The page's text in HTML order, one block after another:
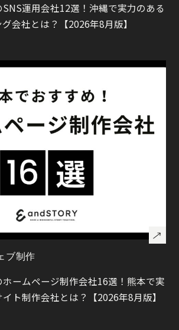
運用会社12選！沖縄で実力のある
会社とは？【2026年8月版】
ブ制作
ームページ制作会社16選！熊本で実
ト制作会社とは？【2026年8月版】